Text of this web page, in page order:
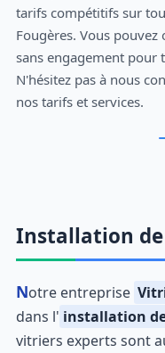
tarifs compétitifs sur
Fougères. Vous pouvez
sans engagement pour
N'hésitez pas à nous
nos tarifs et services.
Installation
Notre entreprise
dans l' installation
vitriers experts sont